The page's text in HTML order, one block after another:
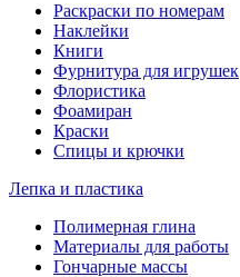
Раскраски по номерам
Наклейки
Книги
Фурнитура для игрушек
Флористика
Фоамиран
Краски
Спицы и крючки
Лепка и пластика
Полимерная глина
Материалы для работы
Гончарные массы